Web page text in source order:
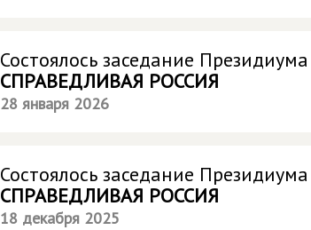
Состоялось заседание
СПРАВЕДЛИВАЯ РОССИЯ
28 января 2026
Состоялось заседание
СПРАВЕДЛИВАЯ РОССИЯ
18 декабря 2025